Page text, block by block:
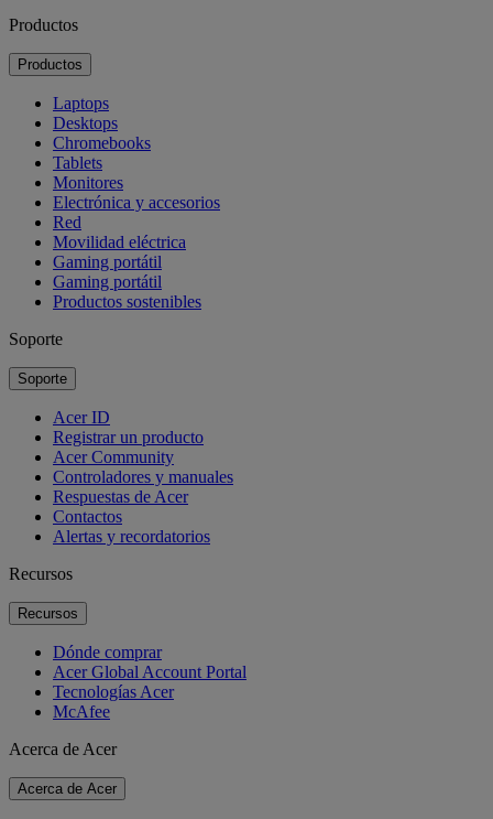
Productos
Productos
Laptops
Desktops
Chromebooks
Tablets
Monitores
Electrónica y accesorios
Red
Movilidad eléctrica
Gaming portátil
Gaming portátil
Productos sostenibles
Soporte
Soporte
Acer ID
Registrar un producto
Acer Community
Controladores y manuales
Respuestas de Acer
Contactos
Alertas y recordatorios
Recursos
Recursos
Dónde comprar
Acer Global Account Portal
Tecnologías Acer
McAfee
Acerca de Acer
Acerca de Acer